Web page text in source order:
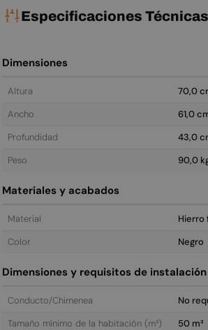
Especificaciones Técnicas
Dimensiones
Altura
Ancho
61,0
Profundidad
Peso
90,0
Materiales y acabados
Material
Hierro
Color
Negro
Dimensiones y requisitos de instalación
Conducto/Chimenea
No
Tamaño mínimo de la habitación (m³)
50 m³